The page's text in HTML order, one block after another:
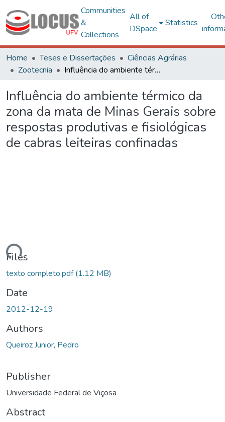
Communities
&
Collections
All of
DSpace
Statistics
Home Teses e Dissertações
Ciências Agrárias
Zootecnia
Influência do ambiente térmico da zona da mata de Minas Gerais sobre respostas produtivas e fisiológicas de cabras leiteiras confinadas
Influência do ambiente térmico da
zona da mata de Minas Gerais sobre
respostas produtivas e fisiológicas
de cabras leiteiras confinadas
Files
texto completo.pdf(1.12 MB)
Date
2012-12-19
Authors
Queiroz Junior, Pedro
Publisher
Universidade Federal de Viçosa
Abstract